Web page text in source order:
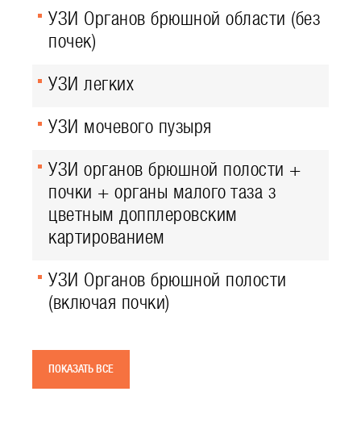
УЗИ Органов брюшной области (без
почек)
УЗИ легких
УЗИ мочевого пузыря
УЗИ органов брюшной полости +
почки + органы малого таза з
цветным допплеровским
картированием
УЗИ Органов брюшной полости
(включая почки)
ПОКАЗАТЬ ВСЕ